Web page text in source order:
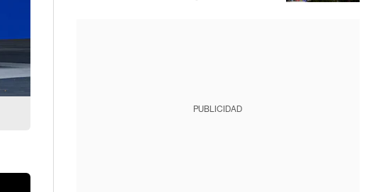
PUBLICIDAD